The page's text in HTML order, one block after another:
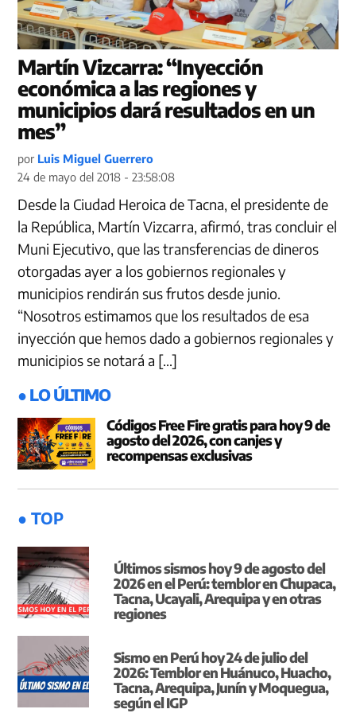
Martín Vizcarra: “Inyección
económica a las regiones y
municipios dará resultados en un
mes”
por Luis Miguel Guerrero
24 de mayo del 2018 - 23:58:08
Desde la Ciudad Heroica de Tacna, el presidente de
la República, Martín Vizcarra, afirmó, tras concluir el
Muni Ejecutivo, que las transferencias de dineros
otorgadas ayer a los gobiernos regionales y
municipios rendirán sus frutos desde junio.
“Nosotros estimamos que los resultados de esa
inyección que hemos dado a gobiernos regionales y
municipios se notará a […]
● LO ÚLTIMO
Códigos Free Fire gratis para hoy 9 de
agosto del 2026, con canjes y
recompensas exclusivas
● TOP
Últimos sismos hoy 9 de agosto del
2026 en el Perú: temblor en Chupaca,
Tacna, Ucayali, Arequipa y en otras
regiones
Sismo en Perú hoy 24 de julio del
2026: Temblor en Huánuco, Huacho,
Tacna, Arequipa, Junín y Moquegua,
según el IGP